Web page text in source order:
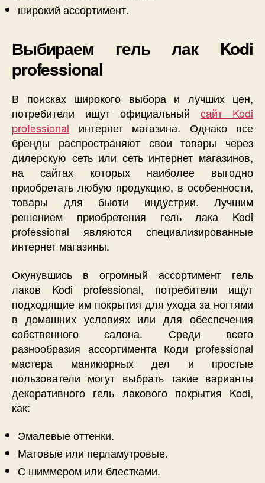
широкий ассортимент.
Выбираем гель лак Kodi
professional
В поисках широкого выбора и лучших цен,
потребители ищут официальный сайт Kodi
professional интернет магазина. Однако все
бренды распространяют свои товары через
дилерскую сеть или сеть интернет магазинов,
на сайтах которых наиболее выгодно
приобретать любую продукцию, в особенности,
товары для бьюти индустрии. Лучшим
решением приобретения гель лака Kodi
professional являются специализированные
интернет магазины.
Окунувшись в огромный ассортимент гель
лаков Kodi professional, потребители ищут
подходящие им покрытия для ухода за ногтями
в домашних условиях или для обеспечения
собственного салона. Среди всего
разнообразия ассортимента Коди professional
мастера маникюрных дел и простые
пользователи могут выбрать такие варианты
декоративного гель лакового покрытия Kodi,
как:
Эмалевые оттенки.
Матовые или перламутровые.
С шиммером или блестками.